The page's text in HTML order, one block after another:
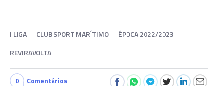
I LIGA CLUB SPORT MARÍTIMO
ÉPOCA 2022/2023
REVIRAVOLTA
0 Comentários